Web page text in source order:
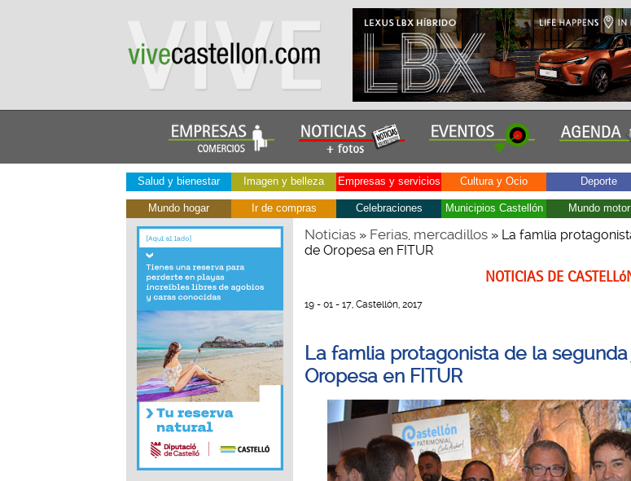
Salud y bienestar Imagen y belleza Empresas y servicios Cultura y Ocio Deporte
Mundo hogar Ir de compras Celebraciones Municipios Castellón Mundo motor
Noticias» Ferias, mercadillos» La famlia
de Oropesa en FITUR
NOTICIAS DE
19 - 01 - 17, Castellón, 2017
La famlia protagonista de la
Oropesa en FITUR